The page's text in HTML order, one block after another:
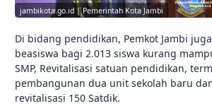
jambikota.go.id | Pemerintah Kota Jambi
Di bidang pendidikan, Pemkot Jambi
beasiswa bagi 2.013 siswa kurang
SMP, Revitalisasi satuan pendidikan,
pembangunan dua unit sekolah baru
revitalisasi 150 Satdik.